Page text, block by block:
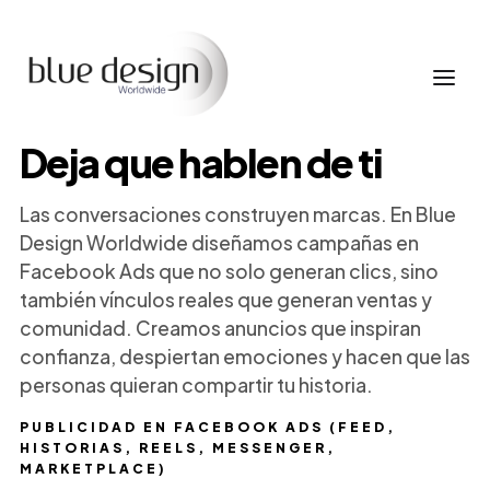
PUBLICIDAD EN FACEBOOK ADS (FEED,
HISTORIAS, REELS, MESSENGER,
MARKETPLACE)
Deja que hablen de ti
Las conversaciones construyen marcas. En Blue
Design Worldwide diseñamos campañas en
Facebook Ads que no solo generan clics, sino
también vínculos reales que generan ventas y
comunidad. Creamos anuncios que inspiran
confianza, despiertan emociones y hacen que las
personas quieran compartir tu historia.